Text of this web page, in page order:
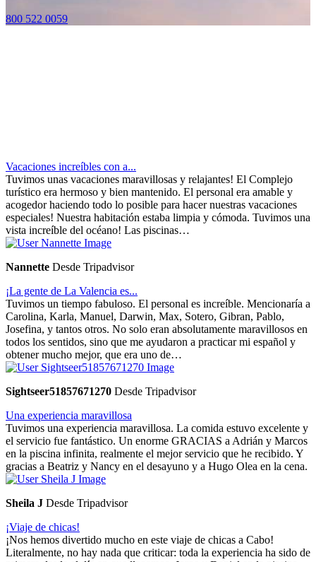
800 522 0059
Vacaciones increíbles con a...
Tuvimos unas vacaciones maravillosas y relajantes! El Complejo
turístico era hermoso y bien mantenido. El personal era amable y
acogedor haciendo todo lo posible para hacer nuestras vacaciones
especiales! Nuestra habitación estaba limpia y cómoda. Tuvimos una
vista increíble del océano! Las piscinas…
Nannette Desde Tripadvisor
¡La gente de La Valencia es...
Tuvimos un tiempo fabuloso. El personal es increíble. Mencionaría a
Carolina, Karla, Manuel, Darwin, Max, Sotero, Gibran, Pablo,
Josefina, y tantos otros. No solo eran absolutamente maravillosos en
todos los sentidos, sino que me ayudaron a practicar mi español y
obtener mucho mejor, que era uno de…
Sightseer51857671270 Desde Tripadvisor
Una experiencia maravillosa
Tuvimos una experiencia maravillosa. La comida estuvo excelente y
el servicio fue fantástico. Un enorme GRACIAS a Adrián y Marcos
en la piscina infinita, realmente el mejor servicio que he recibido. Y
gracias a Beatriz y Nancy en el desayuno y a Hugo Olea en la cena.
Sheila J Desde Tripadvisor
¡Viaje de chicas!
¡Nos hemos divertido mucho en este viaje de chicas a Cabo!
Literalmente, no hay nada que criticar: toda la experiencia ha sido de